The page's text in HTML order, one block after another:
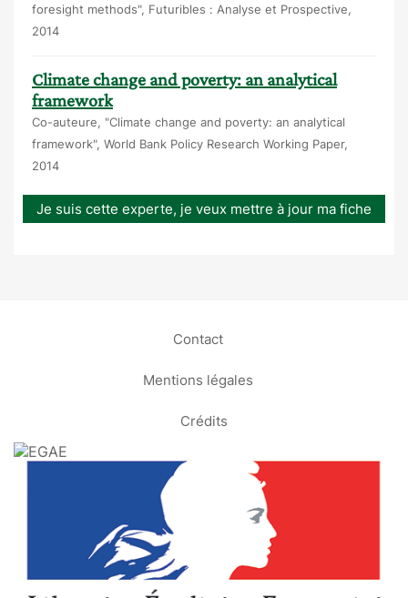
foresight methods", Futuribles : Analyse et Prospective,
2014
Climate change and poverty: an analytical
framework
Co-auteure, "Climate change and poverty: an analytical
framework", World Bank Policy Research Working Paper,
2014
Je suis cette experte, je veux mettre à jour ma fiche
Contact
Mentions légales
Crédits